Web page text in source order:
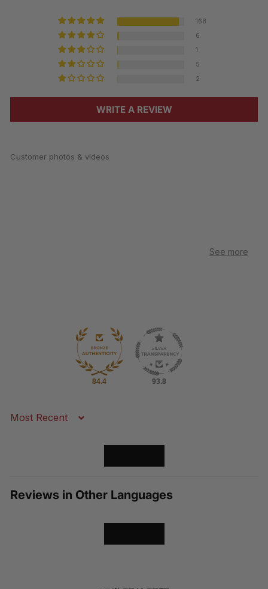
168
6
1
5
2
WRITE A REVIEW
Customer photos & videos
84.4 93.8
Sort by
Reviews in Other Languages